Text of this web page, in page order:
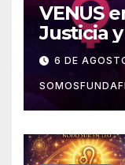
VENUS
Justicia
6 DE